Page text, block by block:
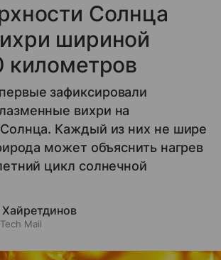
Солнца
шириной
километров
зафиксировали
вихри на
Каждый из них не шире
может объяснить нагрев
цикл солнечной
Mail